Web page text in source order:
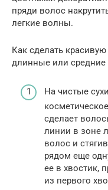
пряди волос
легкие волны.
Как сделать
длинные или
На чистые
сделает
линии в зоне
волос и
рядом еще
ее в хвостик,
из первого